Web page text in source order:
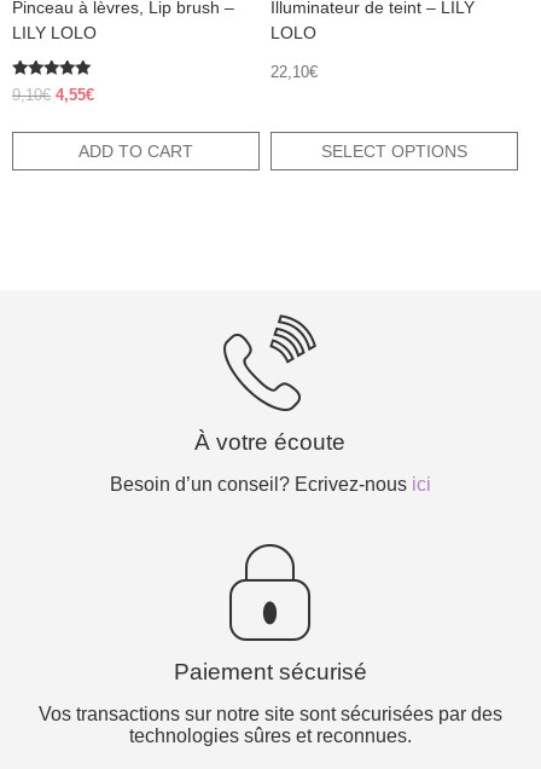
Pinceau à lèvres, Lip brush –
LILY LOLO
Rated
5.00
9,10€ Original
9,10€.
4,55€Current
4,55€.
ADD TO CART
Illuminateur de teint – LILY
LOLO
22,10€
SELECT OPTIONS
page
À votre écoute
Besoin d’un conseil? Ecrivez-nous ici
Paiement sécurisé
Vos transactions sur notre site sont sécurisées par des
technologies sûres et reconnues.